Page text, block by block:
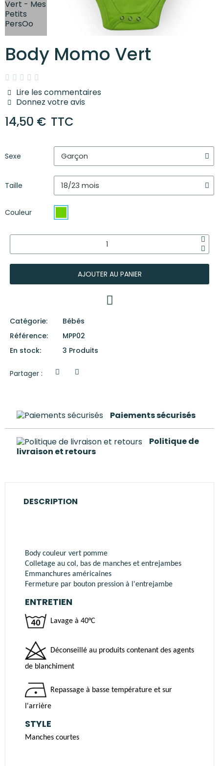
Body Momo Vert
    
Lire les commentaires
Donnez votre avis
14,50 € TTC
Sexe
Taille
Couleur
AJOUTER AU PANIER
Catégorie
Bébés
Référence
MPP02
En stock
3 Produits
Partager :
Paiements sécurisés
Politique de
livraison et retours
DESCRIPTION
Body couleur vert pomme
Colletage au col, bas de manches et entrejambes
Emmanchures américaines
Fermeture par bouton pression à l'entrejambe
ENTRETIEN
Lavage à 40°C
Déconseillé au produits contenant des agents
de blanchiment
Repassage à basse température et sur
l'arrière
STYLE
Manches courtes